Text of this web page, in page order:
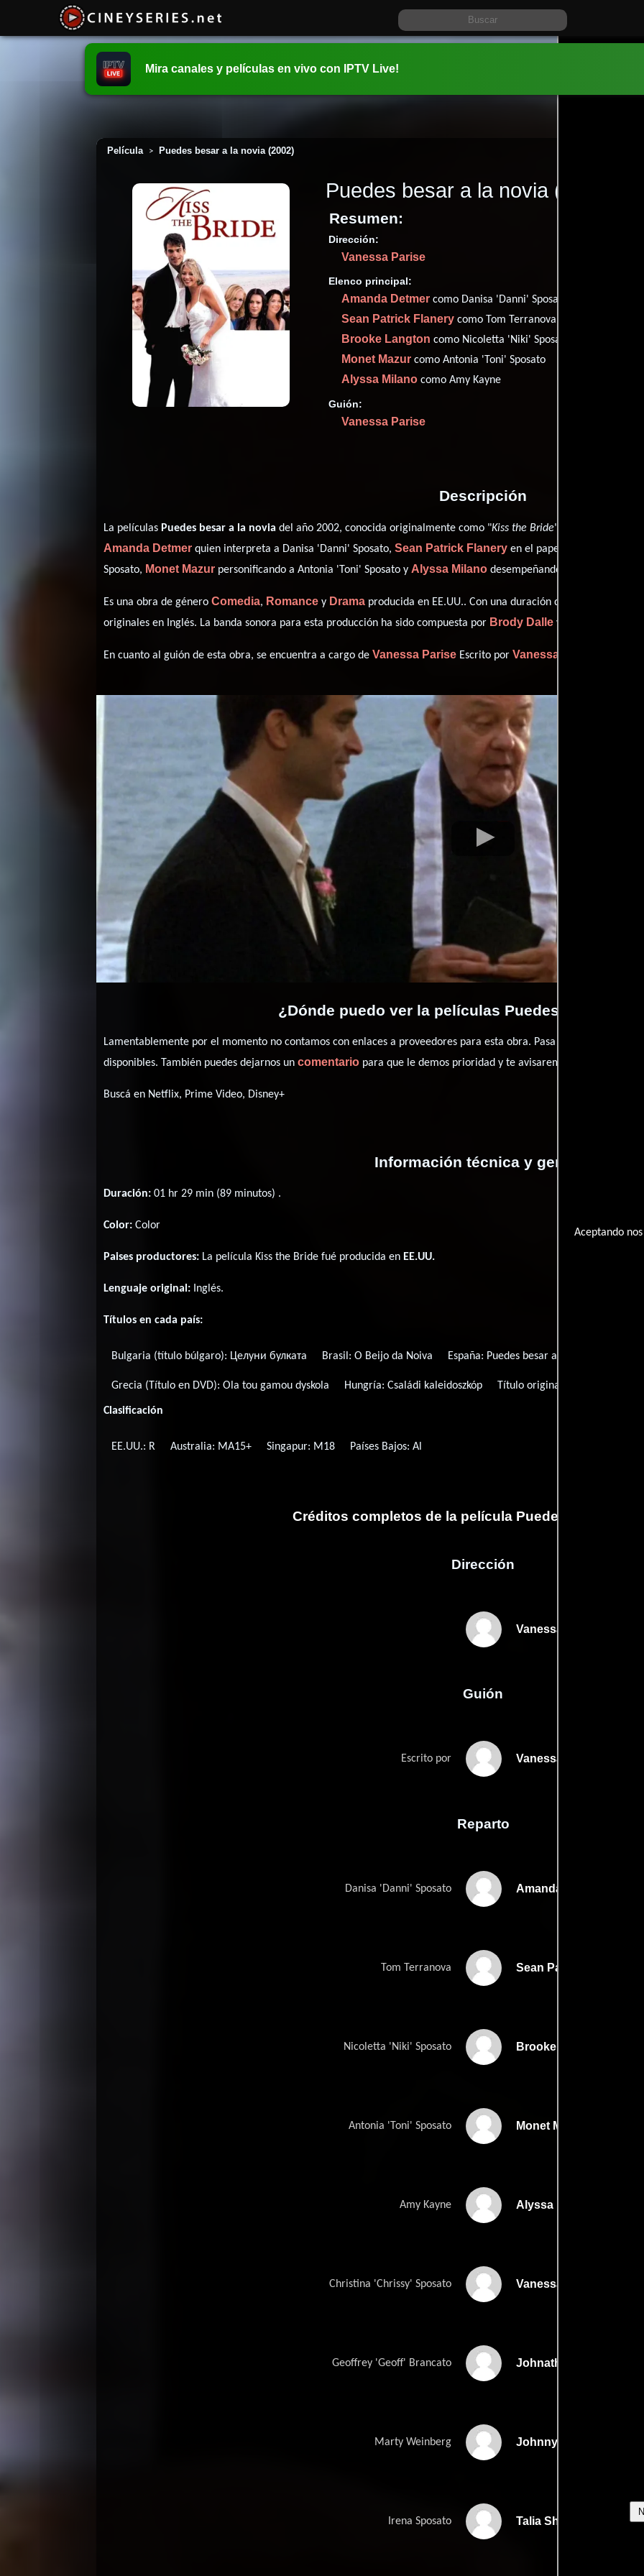
Aceptando
Mira canales y películas en vivo con IPTV Live!
Película > Puedes besar a la novia (2002)
Puedes besar a la novia(2002)
Resumen:
Dirección:
Vanessa Parise
Elenco principal:
Amanda Detmer como Danisa 'Danni' Sposato
Sean Patrick Flanery como Tom Terranova
Brooke Langton como Nicoletta 'Niki' Sposato
Monet Mazur como Antonia 'Toni' Sposato
Alyssa Milano como Amy Kayne
Guión:
Vanessa Parise
Descripción
La películas Puedes besar a la novia del año 2002, conocida originalmente como "Kiss the Bride", está dirigida por
Amanda Detmer quien interpreta a Danisa 'Danni' Sposato,Sean Patrick Flanery en el papel de Tom
Sposato, Monet Mazur personificando a Antonia 'Toni' Sposato yAlyssa Milano desempeñando el papel de Amy
Es una obra de géneroComedia, Romance y Drama producida en EE.UU.. Con una duración de 01 hr 29 min
originales en Inglés. La banda sonora para esta producción ha sido compuesta por Brody Dalle y
En cuanto al guión de esta obra, se encuentra a cargo deVanessa Parise Escrito porVanessa Parise
¿Dónde puedo ver la películas Puedes besar a la
Lamentablemente por el momento no contamos con enlaces a proveedores para esta obra. Pasa por nuestro
disponibles. También puedes dejarnos uncomentario para que le demos prioridad y te avisaremos cuando se
Buscá en Netflix, Prime Video, Disney+
Información técnica y general
Duración: 01 hr 29 min (89 minutos) .
Color: Color
Paises productores: La película Kiss the Bride fué producida en EE.UU.
Lenguaje original: Inglés.
Títulos en cada país:
Bulgaria (título búlgaro): Целуни булката Brasil:O Beijo da Noiva España: Puedes besar a la novia
Grecia (Título en DVD): Ola tou gamou dyskola Hungría:Családi kaleidoszkóp Título original:
Clasificación
EE.UU.: R Australia: MA15+ Singapur: M18 Países Bajos: Al
Créditos completos de la película Puedes besar a la
Dirección
Vanessa Parise
Guión
Escrito por Vanessa Parises
Reparto
Danisa 'Danni' Sposato Amanda Detmer
Tom Terranova Sean Patrick Flanery
Nicoletta 'Niki' Sposato Brooke Langton
Antonia 'Toni' Sposato Monet Mazur
Amy Kayne Alyssa Milano
Christina 'Chrissy' Sposato Vanessa Parise
Geoffrey 'Geoff' Brancato Johnathon Schaech
Marty Weinberg Johnny Whitworth
Irena Sposato Talia Shire